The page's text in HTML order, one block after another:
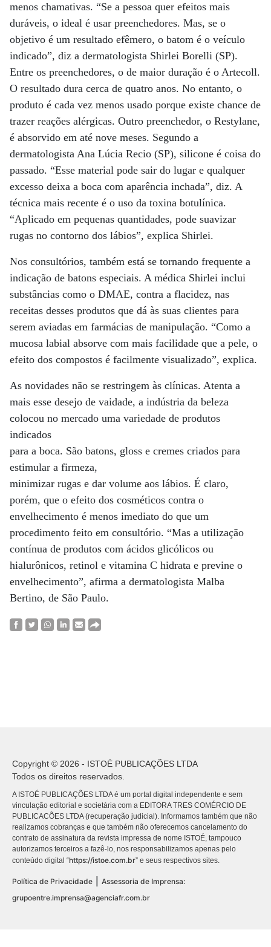
menos chamativas. “Se a pessoa quer efeitos mais
duráveis, o ideal é usar preenchedores. Mas, se o
objetivo é um resultado efêmero, o batom é o veículo
indicado”, diz a dermatologista Shirlei Borelli (SP).
Entre os preenchedores, o de maior duração é o Artecoll.
O resultado dura cerca de quatro anos. No entanto, o
produto é cada vez menos usado porque existe chance de
trazer reações alérgicas. Outro preenchedor, o Restylane,
é absorvido em até nove meses. Segundo a
dermatologista Ana Lúcia Recio (SP), silicone é coisa do
passado. “Esse material pode sair do lugar e qualquer
excesso deixa a boca com aparência inchada”, diz. A
técnica mais recente é o uso da toxina botulínica.
“Aplicado em pequenas quantidades, pode suavizar
rugas no contorno dos lábios”, explica Shirlei.
Nos consultórios, também está se tornando frequente a
indicação de batons especiais. A médica Shirlei inclui
substâncias como o DMAE, contra a flacidez, nas
receitas desses produtos que dá às suas clientes para
serem aviadas em farmácias de manipulação. “Como a
mucosa labial absorve com mais facilidade que a pele, o
efeito dos compostos é facilmente visualizado”, explica.
As novidades não se restringem às clínicas. Atenta a
mais esse desejo de vaidade, a indústria da beleza
colocou no mercado uma variedade de produtos
indicados
para a boca. São batons, gloss e cremes criados para
estimular a firmeza,
minimizar rugas e dar volume aos lábios. É claro,
porém, que o efeito dos cosméticos contra o
envelhecimento é menos imediato do que um
procedimento feito em consultório. “Mas a utilização
contínua de produtos com ácidos glicólicos ou
hialurônicos, retinol e vitamina C hidrata e previne o
envelhecimento”, afirma a dermatologista Malba
Bertino, de São Paulo.
Copyright © 2026 - ISTOÉ PUBLICAÇÕES LTDA
Todos os direitos reservados.
A ISTOÉ PUBLICAÇÕES LTDA é um portal digital independente e sem
vinculação editorial e societária com a EDITORA TRES COMÉRCIO DE
PUBLICACÕES LTDA (recuperação judicial). Informamos também que não
realizamos cobranças e que também não oferecemos cancelamento do
contrato de assinatura da revista impressa de nome ISTOÉ, tampouco
autorizamos terceiros a fazê-lo, nos responsabilizamos apenas pelo
conteúdo digital “https://istoe.com.br” e seus respectivos sites.
Política de Privacidade
Assessoria de Imprensa:
grupoentre.imprensa@agenciafr.com.br